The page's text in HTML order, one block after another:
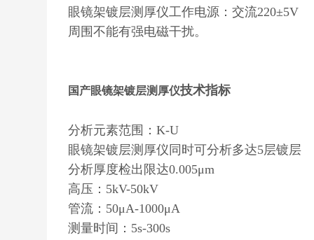
眼镜架镀层测厚仪工作电源：交流220±5V
周围不能有强电磁干扰。
国产眼镜架镀层测厚仪技术指标
分析元素范围：K-U
眼镜架镀层测厚仪 同时可分析多达5层镀层
分析厚度检出限达0.005μm
高压：5kV-50kV
管流：50μA-1000μA
测量时间：5s-300s